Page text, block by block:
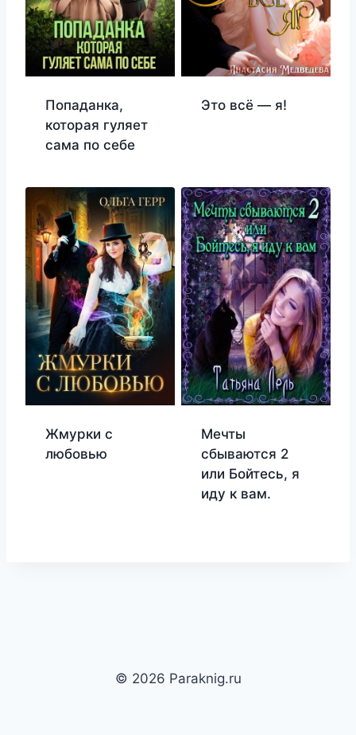
Попаданка,
которая гуляет
сама по себе
Это всё — я!
Жмурки с
любовью
Мечты
сбываются 2
или Бойтесь, я
иду к вам.
© 2026 Paraknig.ru